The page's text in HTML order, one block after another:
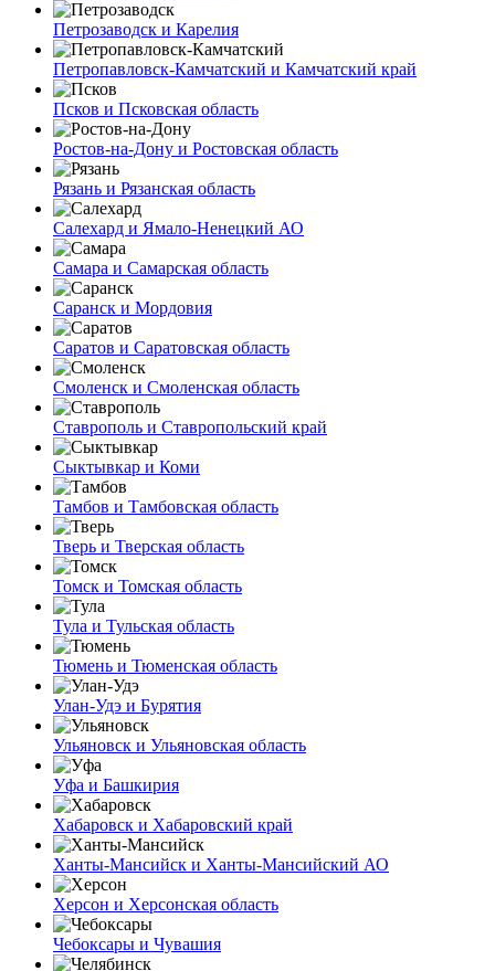
Петрозаводск и Карелия
Петропавловск-Камчатский и Камчатский край
Псков и Псковская область
Ростов-на-Дону и Ростовская область
Рязань и Рязанская область
Салехард и Ямало-Ненецкий АО
Самара и Самарская область
Саранск и Мордовия
Саратов и Саратовская область
Смоленск и Смоленская область
Ставрополь и Ставропольский край
Сыктывкар и Коми
Тамбов и Тамбовская область
Тверь и Тверская область
Томск и Томская область
Тула и Тульская область
Тюмень и Тюменская область
Улан-Удэ и Бурятия
Ульяновск и Ульяновская область
Уфа и Башкирия
Хабаровск и Хабаровский край
Ханты-Мансийск и Ханты-Мансийский АО
Херсон и Херсонская область
Чебоксары и Чувашия